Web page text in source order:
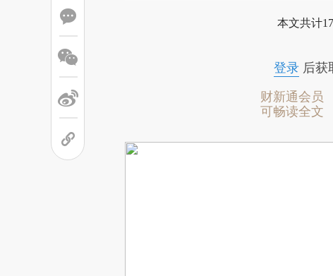
本文共计
登录后获
财新通会员
可畅读全文